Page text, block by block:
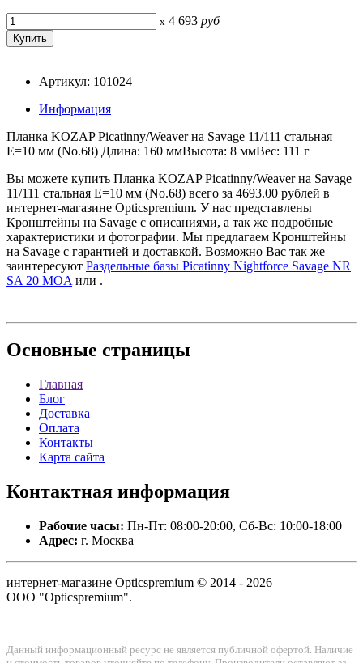
x 4 693 руб
Артикул: 101024
Информация
Планка KOZAP Picatinny/Weaver на Savage 11/111 стальная
E=10 мм (No.68) Длина: 160 ммВысота: 8 ммВес: 111 г
Вы можете купить Планка KOZAP Picatinny/Weaver на Savage
11/111 стальная E=10 мм (No.68) всего за 4693.00 рублей в
интернет-магазине Opticspremium. У нас представлены
Кронштейны на Savage с описаниями, а так же подробные
характеристики и фотографии. Мы предлагаем Кронштейны
на Savage с гарантией и доставкой. Возможно Вас так же
заинтересуют Раздельные базы Picatinny Nightforce Savage NR
SA 20 MOA или .
Основные страницы
Главная
Блог
Доставка
Оплата
Контакты
Карта сайта
Контактная информация
Рабочие часы: Пн-Пт: 08:00-20:00, Сб-Вс: 10:00-18:00
Адрес: г. Москва
интернет-магазине Opticspremium © 2014 - 2026
ООО "Opticspremium".
Данный информационный ресурс не является публичной офертой. Наличие